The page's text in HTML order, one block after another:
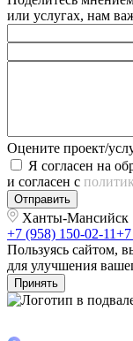
или услугах, нам
Оцените проект/
Я согласен на
и согласен с
Отправить
Ханты-Мансийск
+7 (958) 150-02-11
Пользуясь сайтом,
для улучшения
Принять